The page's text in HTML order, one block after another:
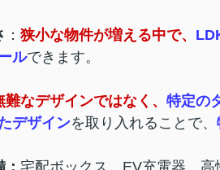
： 狭小な物件が増える中で、
ルできます。
難なデザインではなく、 特定の
デザインを取り入れることで、
宅配ボックス、EV充電器、